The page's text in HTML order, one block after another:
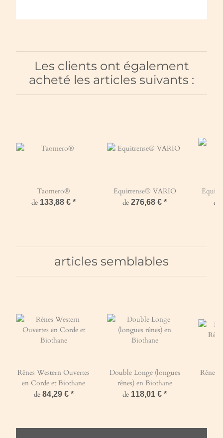
Les clients ont également
acheté les articles suivants :
Taomero®
de 133,88 € *
Equitrense® VARIO
de 276,68 € *
de
articles semblables
Rênes Western Ouvertes
en Corde et Biothane
de 84,29 € *
Double Longe (longues
rênes) en Biothane
de 118,01 € *
Rênes